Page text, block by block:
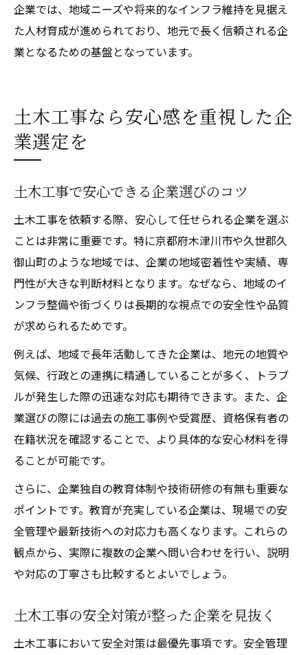
企業では、地域ニーズや将来的なインフラ維持を見据え
た人材育成が進められており、地元で長く信頼される企
業となるための基盤となっています。
土木工事なら安心感を重視した企
業選定を
土木工事で安心できる企業選びのコツ
土木工事を依頼する際、安心して任せられる企業を選ぶ
ことは非常に重要です。特に京都府木津川市や久世郡久
御山町のような地域では、企業の地域密着性や実績、専
門性が大きな判断材料となります。なぜなら、地域のイ
ンフラ整備や街づくりは長期的な視点での安全性や品質
が求められるためです。
例えば、地域で長年活動してきた企業は、地元の地質や
気候、行政との連携に精通していることが多く、トラブ
ルが発生した際の迅速な対応も期待できます。また、企
業選びの際には過去の施工事例や受賞歴、資格保有者の
在籍状況を確認することで、より具体的な安心材料を得
ることが可能です。
さらに、企業独自の教育体制や技術研修の有無も重要な
ポイントです。教育が充実している企業は、現場での安
全管理や最新技術への対応力も高くなります。これらの
観点から、実際に複数の企業へ問い合わせを行い、説明
や対応の丁寧さも比較するとよいでしょう。
土木工事の安全対策が整った企業を見抜く
土木工事において安全対策は最優先事項です。安全管理